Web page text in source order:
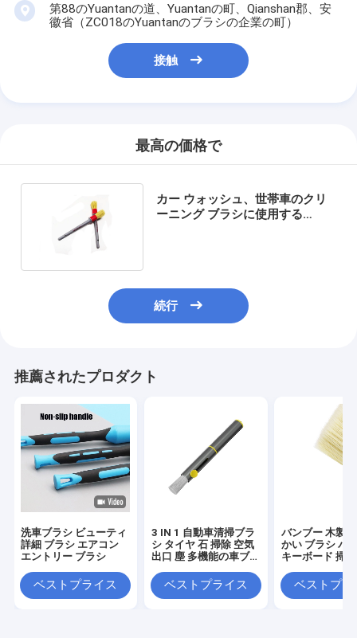
第88のYuantanの道、Yuantanの町、Qianshan郡、安
徽省（ZC018のYuantanのブラシの企業の町）
接触
最高の価格で
カー ウォッシュ、世帯車のクリ
ーニング ブラシに使用する
続行
推薦されたプロダクト
洗車ブラシ ビューティ
詳細 ブラシ エアコン
エントリー ブラシ
ベストプライス
3 IN 1 自動車清掃ブラ
シ タイヤ 石 掃除 空気
出口 塵 多機能の車ブラ
ベストプライス
バンブー 木製
かい ブラシ パ
キーボード 掃
ベストプラ